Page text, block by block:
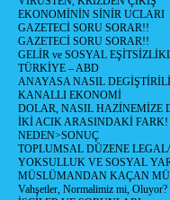
EKONOMİNİN SİNİR UCLARI
GAZETECİ SORU SORAR!!
GAZETECİ SORU SORAR!!
GELİR ve SOSYAL
TÜRKİYE – ABD
ANAYASA NASIL
KANALLI EKONOMİ
DOLAR, NASIL HAZİNEMİZE
İKİ ACIK ARASINDAKİ FARK!
NEDEN>SONUÇ
TOPLUMSAL DÜZENE
YOKSULLUK VE SOSYAL
MÜSLÜMANDAN KAÇAN
Vahşetler, Normalimiz mi, Oluyor?